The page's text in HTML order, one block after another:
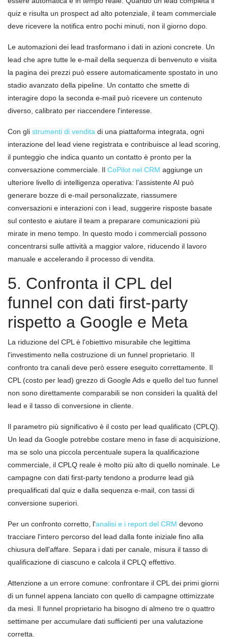
quiz e risulta un prospect ad alto potenziale, il team commerciale
deve ricevere la notifica entro pochi minuti, non il giorno dopo.
Le automazioni dei lead trasformano i dati in azioni concrete. Un
lead che apre tutte le e-mail della sequenza di benvenuto e visita
la pagina dei prezzi può essere automaticamente spostato in uno
stadio avanzato della pipeline. Un contatto che smette di
interagire dopo la seconda e-mail può ricevere un contenuto
diverso, calibrato per riaccendere l'interesse.
Con gli strumenti di vendita di una piattaforma integrata, ogni
interazione del lead viene registrata e contribuisce al lead scoring,
il punteggio che indica quanto un contatto è pronto per la
conversazione commerciale. Il CoPilot nel CRM aggiunge un
ulteriore livello di intelligenza operativa: l’assistente AI può
generare bozze di e-mail personalizzate, riassumere
conversazioni e interazioni con i lead, suggerire risposte basate
sul contesto e aiutare il team a preparare comunicazioni più
mirate in meno tempo. In questo modo i commerciali possono
concentrarsi sulle attività a maggior valore, riducendo il lavoro
manuale e accelerando il processo di vendita.
5. Confronta il CPL del
funnel con dati first-party
rispetto a Google e Meta
La riduzione del CPL è l'obiettivo misurabile che legittima
l'investimento nella costruzione di un funnel proprietario. Il
confronto tra canali deve però essere eseguito correttamente. Il
CPL (costo per lead) grezzo di Google Ads e quello del tuo funnel
non sono direttamente comparabili se non consideri la qualità del
lead e il tasso di conversione in cliente.
Il parametro più significativo è il costo per lead qualificato (CPLQ).
Un lead da Google potrebbe costare meno in fase di acquisizione,
ma se solo una piccola percentuale supera la qualificazione
commerciale, il CPLQ reale è molto più alto di quello nominale. Le
campagne con dati first-party tendono a produrre lead già
prequalificati dal quiz e dalla sequenza e-mail, con tassi di
conversione superiori.
Per un confronto corretto, l'analisi e i report del CRM devono
tracciare l'intero percorso del lead dalla fonte iniziale fino alla
chiusura dell'affare. Separa i dati per canale, misura il tasso di
qualificazione di ciascuno e calcola il CPLQ effettivo.
Attenzione a un errore comune: confrontare il CPL dei primi giorni
di un funnel appena lanciato con quello di campagne ottimizzate
da mesi. Il funnel proprietario ha bisogno di almeno tre o quattro
settimane per accumulare dati sufficienti per una valutazione
corretta.